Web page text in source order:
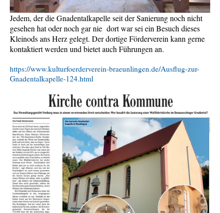
Jedem, der die Gnadentalkapelle seit der Sanierung noch nicht
gesehen hat oder noch gar nie dort war sei ein Besuch dieses
Kleinods ans Herz gelegt. Der dortige Förderverein kann gerne
kontaktiert werden und bietet auch Führungen an.
https://www.kulturfoerderverein-braeunlingen.de/Ausflug-zur-
Gnadentalkapelle-124.html